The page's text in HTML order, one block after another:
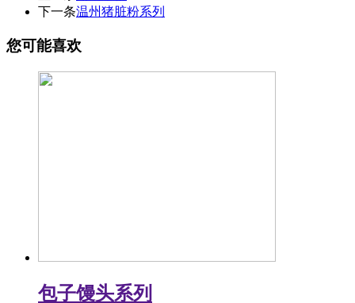
下一条温州猪脏粉系列
您可能喜欢
包子馒头系列